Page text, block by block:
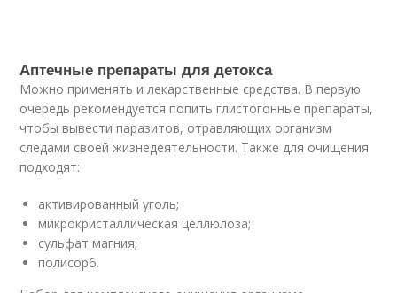
Аптечные препараты для детокса
Можно применять и лекарственные средства. В первую
очередь рекомендуется попить глистогонные препараты,
чтобы вывести паразитов, отравляющих организм
следами своей жизнедеятельности. Также для очищения
подходят:
активированный уголь;
микрокристаллическая целлюлоза;
сульфат магния;
полисорб.